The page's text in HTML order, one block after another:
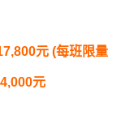
元 (每班限量
元